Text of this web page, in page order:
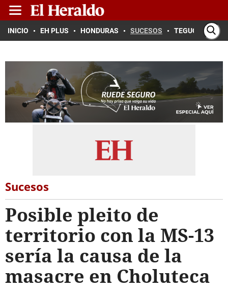
INICIO EH PLUS HONDURAS SUCESOS TEGUCIGALPA
Sucesos
Posible pleito de
territorio con la MS-13
sería la causa de la
masacre en Choluteca